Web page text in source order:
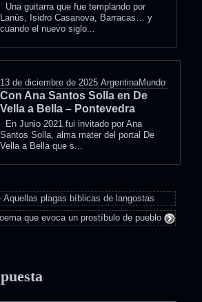
Una guitarra que fue templando por
Lanús, Isidro Casanova, Barracas… y
cuando el nuevo siglo...
13 de diciembre de 2025 ArgentinaMundo
Con Ana Santos Solla en De
Vella a Bella – Pontevedra
En Junio 2021 fui invitado por Ana
Santos Solla, alma mater del portal De
Vella a Bella que s...
plagas bíblicas de langostas
que evoca un prostíbulo de pueblo